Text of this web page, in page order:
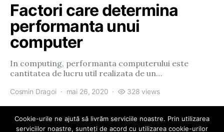
Factori care determina
performanta unui
computer
In computing, performanta computerului este
cantitatea de lucru util realizata de un…
Cosmin Dragoi mai 26, 2020 328 views
Cookie-urile ne ajută să livrăm serviciile noastre. Prin utilizarea
serviciilor noastre, sunteți de acord cu utilizarea cookie-urilor